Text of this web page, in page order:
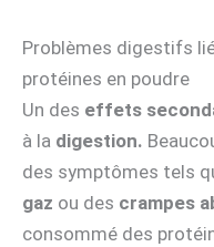
Problèmes digestifs
protéines en poudre
Un des effets
à la digestion.
des symptômes tels
gaz ou des crampes
consommé des